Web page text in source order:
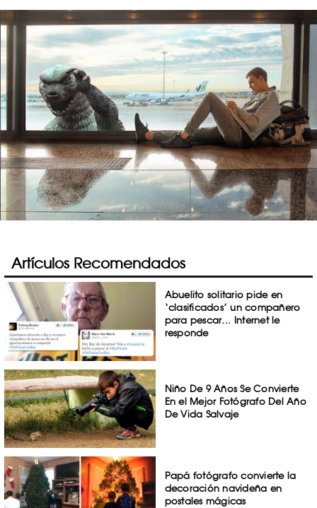
Artículos Recomendados
Abuelito solitario pide en
‘clasificados’ un compañero
para pescar… Internet le
responde
Niño De 9 Años Se Convierte
En el Mejor Fotógrafo Del Año
De Vida Salvaje
Papá fotógrafo convierte la
decoración navideña en
postales mágicas